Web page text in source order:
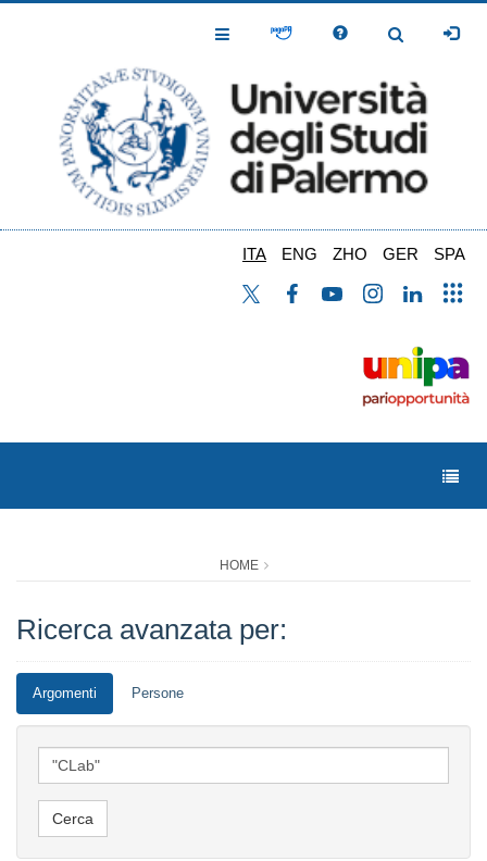
Toggle
Toggle
ITA ENG ZHO GER SPA
HOME
Ricerca avanzata per:
Argomenti Persone